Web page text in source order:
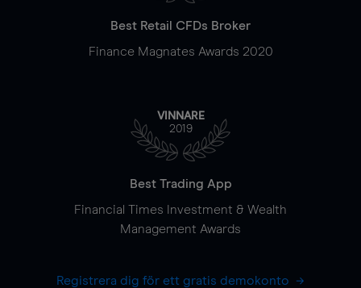
Best Retail CFDs Broker
Finance Magnates Awards 2020
VINNARE
2019
Best Trading App
Financial Times Investment & Wealth
Management Awards
Registrera dig för ett gratis demokonto